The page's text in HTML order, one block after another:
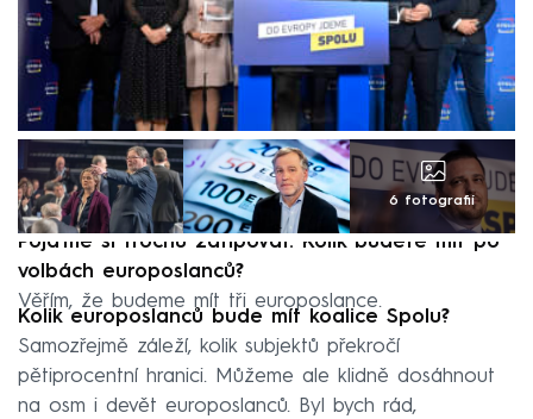
6 fotografií
Pojďme si trochu zatipovat. Kolik budete mít po
volbách europoslanců?
Věřím, že budeme mít tři europoslance.
Kolik europoslanců bude mít koalice Spolu?
Samozřejmě záleží, kolik subjektů překročí
pětiprocentní hranici. Můžeme ale klidně dosáhnout
na osm i devět europoslanců. Byl bych rád,